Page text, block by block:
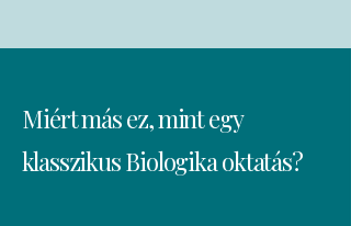
Miért más ez, mint egy
klasszikus Biologika oktatás?